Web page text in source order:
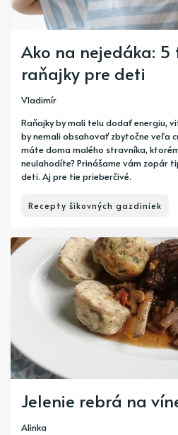
Ako na nejedáka: 5
raňajky pre deti
Vladimír
Raňajky by mali telu dodať energiu,
by nemali obsahovať zbytočne veľa
máte doma malého stravníka,
neulahodíte? Prinášame vám zopár
deti. Aj pre tie prieberčivé.
Recepty šikovných gazdiniek
Jelenie rebrá na
Alinka